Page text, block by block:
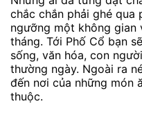
chắc chắn phải ghé qua
ngưỡng một không gian
tháng. Tới Phố Cổ bạn
sống, văn hóa, con
thường ngày. Ngoài ra
đến nơi của những món
thuộc.